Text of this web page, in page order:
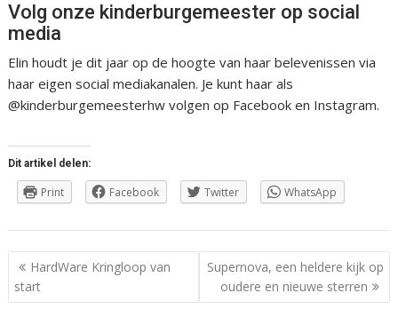
Volg onze kinderburgemeester op social
media
Elin houdt je dit jaar op de hoogte van haar belevenissen via
haar eigen social mediakanalen. Je kunt haar als
@kinderburgemeesterhw volgen op Facebook en Instagram.
Dit artikel delen:
Print Facebook Twitter WhatsApp
Berichtnavigatie
HardWare Kringloop van
start
Supernova, een heldere kijk op
oudere en nieuwe sterren